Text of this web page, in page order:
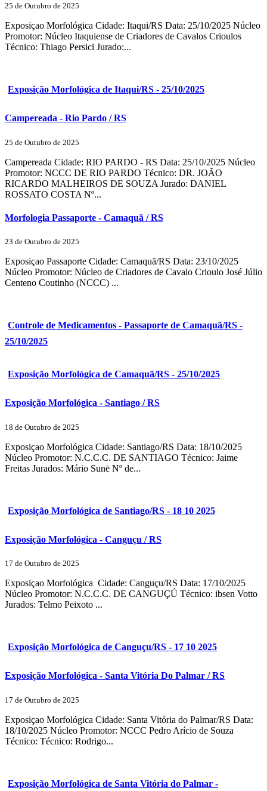
25 de Outubro de 2025
Exposiçao Morfológica Cidade: Itaqui/RS Data: 25/10/2025 Núcleo
Promotor: Núcleo Itaquiense de Criadores de Cavalos Crioulos
Técnico: Thiago Persici Jurado:...
Exposição Morfológica de Itaqui/RS - 25/10/2025
Campereada - Rio Pardo / RS
25 de Outubro de 2025
Campereada Cidade: RIO PARDO - RS Data: 25/10/2025 Núcleo
Promotor: NCCC DE RIO PARDO Técnico: DR. JOÃO
RICARDO MALHEIROS DE SOUZA Jurado: DANIEL
ROSSATO COSTA Nº...
Morfologia Passaporte - Camaquã / RS
23 de Outubro de 2025
Exposiçao Passaporte Cidade: Camaquã/RS Data: 23/10/2025
Núcleo Promotor: Núcleo de Criadores de Cavalo Crioulo José Júlio
Centeno Coutinho (NCCC) ...
Controle de Medicamentos - Passaporte de Camaquã/RS -
25/10/2025
Exposição Morfológica de Camaquã/RS - 25/10/2025
Exposição Morfológica - Santiago / RS
18 de Outubro de 2025
Exposiçao Morfológica Cidade: Santiago/RS Data: 18/10/2025
Núcleo Promotor: N.C.C.C. DE SANTIAGO Técnico: Jaime
Freitas Jurados: Mário Sunē Nº de...
Exposição Morfológica de Santiago/RS - 18 10 2025
Exposição Morfológica - Canguçu / RS
17 de Outubro de 2025
Exposiçao Morfológica Cidade: Canguçu/RS Data: 17/10/2025
Núcleo Promotor: N.C.C.C. DE CANGUÇÚ Técnico: ibsen Votto
Jurados: Telmo Peixoto ...
Exposição Morfológica de Canguçu/RS - 17 10 2025
Exposição Morfológica - Santa Vitória Do Palmar / RS
17 de Outubro de 2025
Exposiçao Morfológica Cidade: Santa Vitória do Palmar/RS Data:
18/10/2025 Núcleo Promotor: NCCC Pedro Arício de Souza
Técnico: Técnico: Rodrigo...
Exposição Morfológica de Santa Vitória do Palmar -